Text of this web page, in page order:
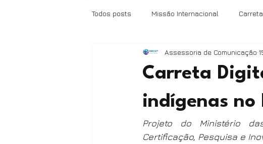
Todos posts Missão Internacional
LabCrie e LabInova Reciclotech
Carreta
indígenas no
Assessoria de Comunicação
Projeto do Ministério
Certificação, Pesquisa e